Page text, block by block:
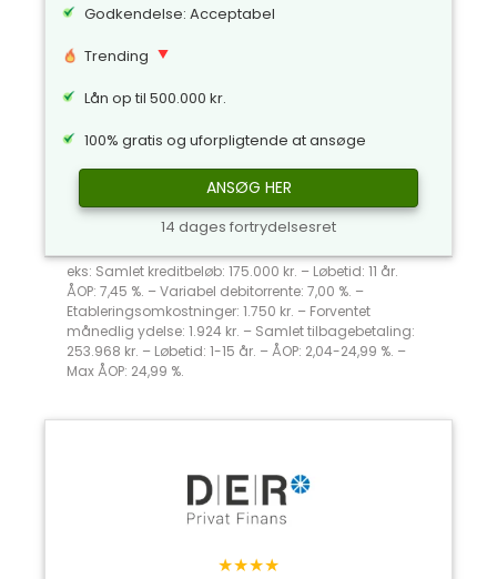
Godkendelse: Acceptabel
Trending
Lån op til 500.000 kr.
100% gratis og uforpligtende at ansøge
ANSØG HER
14 dages fortrydelsesret
eks: Samlet kreditbeløb: 175.000 kr. – Løbetid: 11 år.
ÅOP: 7,45 %. – Variabel debitorrente: 7,00 %. –
Etableringsomkostninger: 1.750 kr. – Forventet
månedlig ydelse: 1.924 kr. – Samlet tilbagebetaling:
253.968 kr. – Løbetid: 1-15 år. – ÅOP: 2,04-24,99 %. –
Max ÅOP: 24,99 %.
★★★★